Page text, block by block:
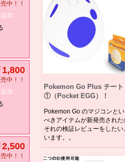
中！！
加
1,800
中！！
加
2,500
中！！
Pokemon Go Plus チート
①（Pocket EGG）！
Pokemon Go のマジコンとい
べきアイテムが新発売された
それの検証レビューをしたい
います。。